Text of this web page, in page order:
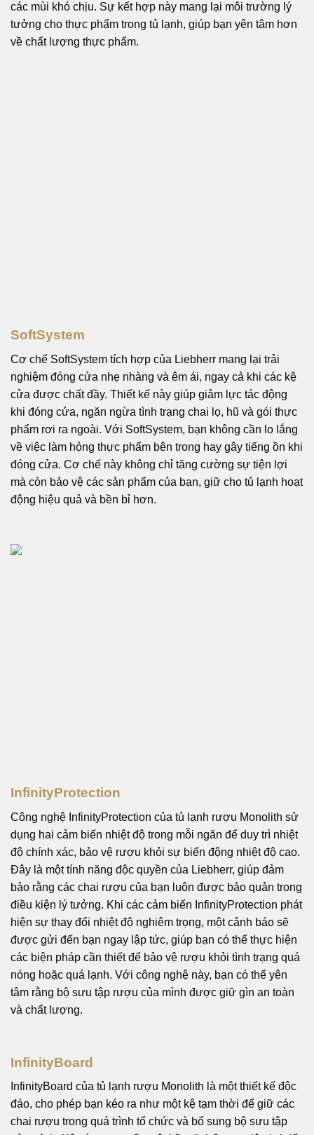
các mùi khó chịu. Sự kết hợp này mang lại môi trường lý
tưởng cho thực phẩm trong tủ lạnh, giúp bạn yên tâm hơn
về chất lượng thực phẩm.
SoftSystem
Cơ chế SoftSystem tích hợp của Liebherr mang lại trải
nghiệm đóng cửa nhẹ nhàng và êm ái, ngay cả khi các kệ
cửa được chất đầy. Thiết kế này giúp giảm lực tác động
khi đóng cửa, ngăn ngừa tình trạng chai lọ, hũ và gói thực
phẩm rơi ra ngoài. Với SoftSystem, bạn không cần lo lắng
về việc làm hỏng thực phẩm bên trong hay gây tiếng ồn khi
đóng cửa. Cơ chế này không chỉ tăng cường sự tiện lợi
mà còn bảo vệ các sản phẩm của bạn, giữ cho tủ lạnh hoạt
động hiệu quả và bền bỉ hơn.
InfinityBoard
InfinityBoard của tủ lạnh rượu Monolith là một thiết kế độc
đáo, cho phép bạn kéo ra như một kệ tạm thời để giữ các
chai rượu trong quá trình tổ chức và bổ sung bộ sưu tập
InfinityProtection
Công nghệ InfinityProtection của tủ lạnh rượu Monolith sử
dụng hai cảm biến nhiệt độ trong mỗi ngăn để duy trì nhiệt
độ chính xác, bảo vệ rượu khỏi sự biến động nhiệt độ cao.
Đây là một tính năng độc quyền của Liebherr, giúp đảm
bảo rằng các chai rượu của bạn luôn được bảo quản trong
điều kiện lý tưởng. Khi các cảm biến InfinityProtection phát
hiện sự thay đổi nhiệt độ nghiêm trọng, một cảnh báo sẽ
được gửi đến bạn ngay lập tức, giúp bạn có thể thực hiện
các biện pháp cần thiết để bảo vệ rượu khỏi tình trạng quá
nóng hoặc quá lạnh. Với công nghệ này, bạn có thể yên
tâm rằng bộ sưu tập rượu của mình được giữ gìn an toàn
và chất lượng.